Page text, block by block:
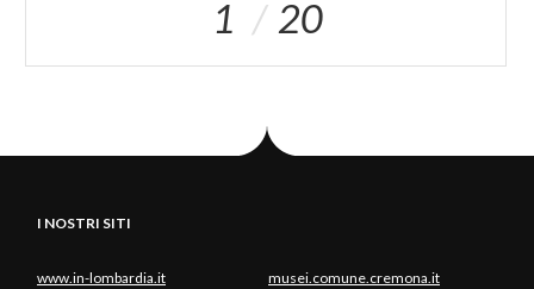
1 20
I NOSTRI SITI
www.in-lombardia.it musei.comune.cremona.it